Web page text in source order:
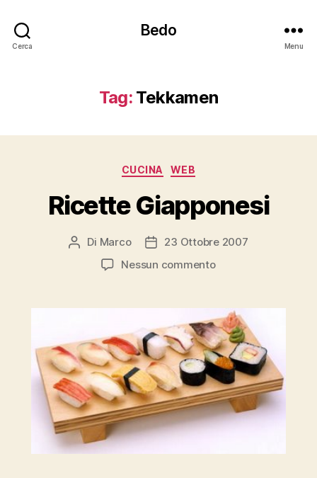
Cerca
Bedo
Menu
Tag: Tekkamen
Categorie
CUCINA WEB
Ricette Giapponesi
Autore
articolo
Di Marco
Data23 Ottobre 2007
Nessun commentosu